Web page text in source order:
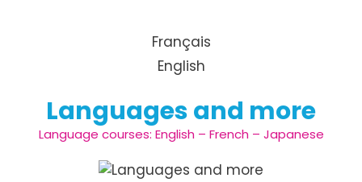
Français
English
Languages and more
Language courses: English – French – Japanese